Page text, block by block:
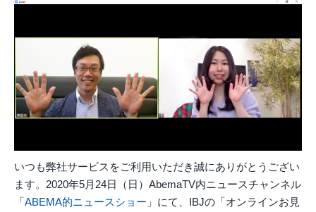
いつも弊社サービスをご利用いただき誠にありがとうござい
ます。2020年5月24日（日）AbemaTV内ニュースチャンネル
「ABEMA的ニュースショー 」にて、IBJの「オンラインお見